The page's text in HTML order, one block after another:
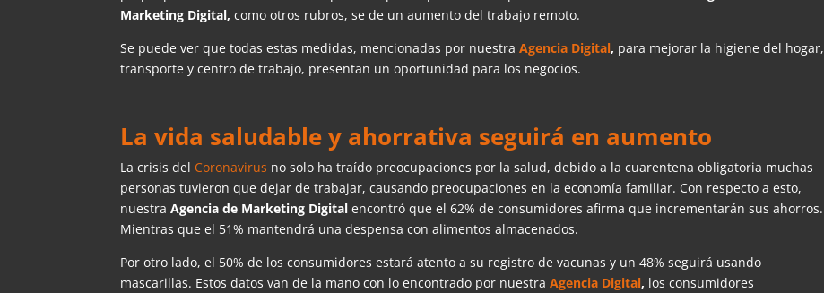
Marketing Digital,como otros rubros, se de un aumento del trabajo remoto.
Se puede ver que todas estas medidas, mencionadas por nuestraAgencia Digital, para mejorar la higiene del hogar,
transporte y centro de trabajo, presentan un oportunidad para los negocios.
La vida saludable y ahorrativa seguirá en aumento
La crisis del Coronavirus no solo ha traído preocupaciones por la salud, debido a la cuarentena obligatoria muchas
personas tuvieron que dejar de trabajar, causando preocupaciones en la economía familiar. Con respecto a esto,
nuestraAgencia de Marketing Digitalencontró que el 62% de consumidores afirma que incrementarán sus ahorros.
Mientras que el 51% mantendrá una despensa con alimentos almacenados.
Por otro lado, el 50% de los consumidores estará atento a su registro de vacunas y un 48% seguirá usando
mascarillas. Estos datos van de la mano con lo encontrado por nuestraAgencia Digital, los consumidores